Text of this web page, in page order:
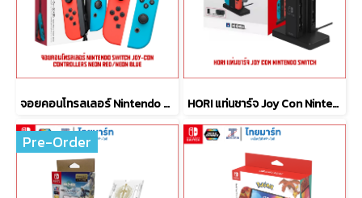
จอยคอนโทรลเลอร์ Nintendo Switch Joy-Con controllers Neon Red/Neon Blue HORI แท่นชาร์จ Joy Con Nintendo Switch
Pre-Order